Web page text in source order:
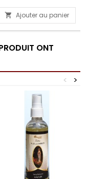
 Ajouter au panier
ONT
>
<